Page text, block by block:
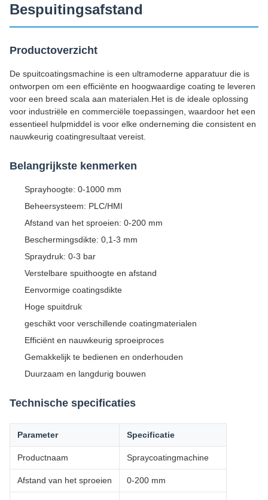
Bespuitingsafstand
Productoverzicht
De spuitcoatingsmachine is een ultramoderne apparatuur die is
ontworpen om een efficiënte en hoogwaardige coating te leveren
voor een breed scala aan materialen.Het is de ideale oplossing
voor industriële en commerciële toepassingen, waardoor het een
essentieel hulpmiddel is voor elke onderneming die consistent en
nauwkeurig coatingresultaat vereist.
Belangrijkste kenmerken
Sprayhoogte: 0-1000 mm
Beheersysteem: PLC/HMI
Afstand van het sproeien: 0-200 mm
Beschermingsdikte: 0,1-3 mm
Spraydruk: 0-3 bar
Verstelbare spuithoogte en afstand
Eenvormige coatingsdikte
Hoge spuitdruk
geschikt voor verschillende coatingmaterialen
Efficiënt en nauwkeurig sproeiproces
Gemakkelijk te bedienen en onderhouden
Duurzaam en langdurig bouwen
Technische specificaties
Parameter Specificatie
Productnaam Spraycoatingmachine
Afstand van het sproeien 0-200 mm